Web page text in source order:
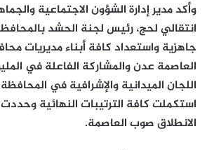
وأكد مدير إدارة الشؤون الاجتماعية
انتقالي لحج، رئيس لجنة الحشد
جاهزية واستعداد كافة أبناء مديريات
العاصمة عدن والمشاركة الفاعلة في
اللجان الميدانية والإشرافية في
استكملت كافة الترتيبات النهائية
الانطلاق صوب العاصمة.